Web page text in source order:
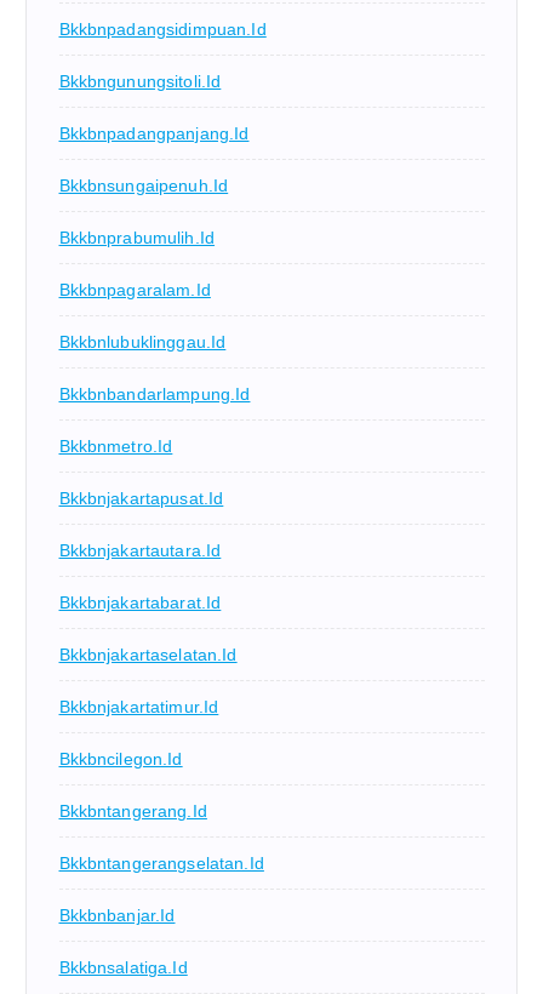
Bkkbnpadangsidimpuan.id
Bkkbngunungsitoli.id
Bkkbnpadangpanjang.id
Bkkbnsungaipenuh.id
Bkkbnprabumulih.id
Bkkbnpagaralam.id
Bkkbnlubuklinggau.id
Bkkbnbandarlampung.id
Bkkbnmetro.id
Bkkbnjakartapusat.id
Bkkbnjakartautara.id
Bkkbnjakartabarat.id
Bkkbnjakartaselatan.id
Bkkbnjakartatimur.id
Bkkbncilegon.id
Bkkbntangerang.id
Bkkbntangerangselatan.id
Bkkbnbanjar.id
Bkkbnsalatiga.id